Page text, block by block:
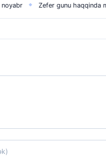
◆ Zefer gunu haqqinda melumat